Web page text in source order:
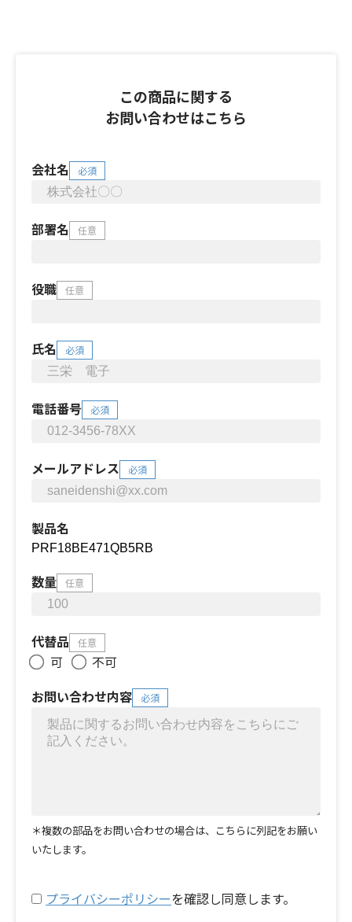
この商品に関する
お問い合わせはこちら
会社名 必須
部署名 任意
役職 任意
氏名 必須
電話番号 必須
メールアドレス 必須
製品名
数量 任意
代替品 任意
可
不可
お問い合わせ内容
必須
＊複数の部品をお問い合わせの場合は、こちらに列記をお願い
いたします。
プライバシーポリシーを確認し同意します。